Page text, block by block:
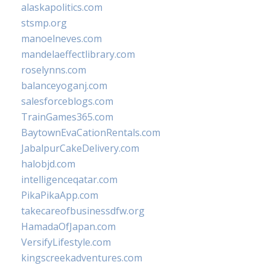
alaskapolitics.com
stsmp.org
manoelneves.com
mandelaeffectlibrary.com
roselynns.com
balanceyoganj.com
salesforceblogs.com
TrainGames365.com
BaytownEvaCationRentals.com
JabalpurCakeDelivery.com
halobjd.com
intelligenceqatar.com
PikaPikaApp.com
takecareofbusinessdfw.org
HamadaOfJapan.com
VersifyLifestyle.com
kingscreekadventures.com